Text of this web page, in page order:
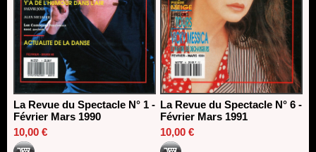
La Revue du Spectacle N° 1 -
Février Mars 1990
10,00 €
La Revue du Spectacle N° 6 -
Février Mars 1991
10,00 €